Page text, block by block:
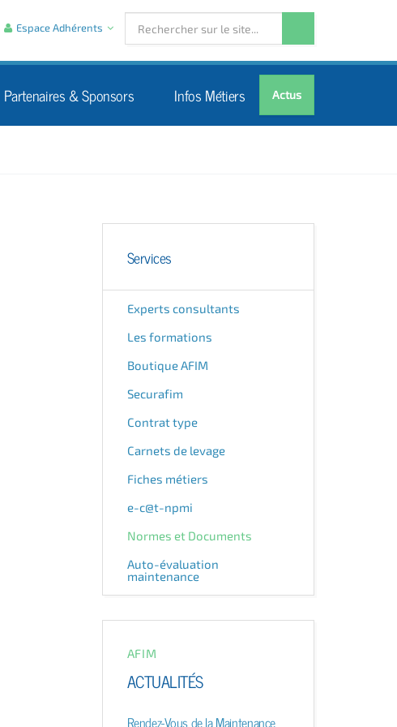
Actus
Partenaires & Sponsors Infos Métiers
Espace Adhérents
Services
Experts consultants
Les formations
Boutique AFIM
Securafim
Contrat type
Carnets de levage
Fiches métiers
e-c@t-npmi
Normes et Documents
Auto-évaluation
maintenance
AFIM
ACTUALITÉS
Rendez-Vous de la Maintenance